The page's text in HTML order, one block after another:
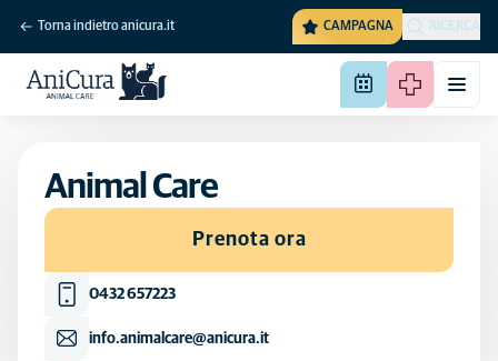
Torna indietro anicura.it CAMPAGNA RICERCA
Animal Care
Prenota ora
0432 657223
info.animalcare@anicura.it